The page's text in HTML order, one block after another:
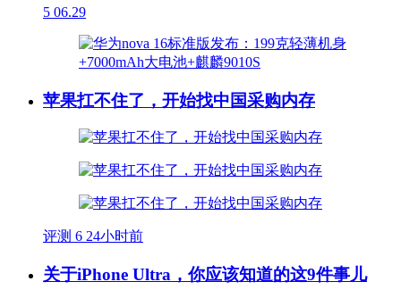
5 06.29
苹果扛不住了，开始找中国采购内存
评测 6 24小时前
关于iPhone Ultra，你应该知道的这9件事儿